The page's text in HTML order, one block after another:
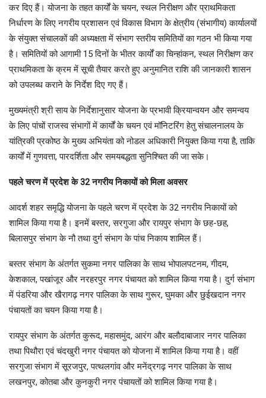
कर दिए हैं। योजना के तहत कार्यों के चयन, स्थल निरीक्षण और प्राथमिकता
निर्धारण के लिए नगरीय प्रशासन एवं विकास विभाग के क्षेत्रीय (संभागीय) कार्यालयों
के संयुक्त संचालकों की अध्यक्षता में संभाग स्तरीय समितियों का गठन भी किया गया
है। समितियों को आगामी 15 दिनों के भीतर कार्यों का चिन्हांकन, स्थल निरीक्षण कर
प्राथमिकता के क्रम में सूची तैयार करते हुए अनुमानित राशि की जानकारी शासन
को उपलब्ध कराने के निर्देश दिए गए हैं।
मुख्यमंत्री श्री साय के निर्देशानुसार योजना के प्रभावी क्रियान्वयन और समन्वय
के लिए पांचों राजस्व संभागों में कार्यों के चयन एवं मॉनिटरिंग हेतु संचालनालय के
यांत्रिकी प्रकोष्ठ के मुख्य अभियंता को नोडल अधिकारी नियुक्त किया गया है, ताकि
कार्यों में गुणवत्ता, पारदर्शिता और समयबद्धता सुनिश्चित की जा सके।
पहले चरण में प्रदेश के 32 नगरीय निकायों को मिला अवसर
आदर्श शहर समृद्धि योजना के पहले चरण में प्रदेश के 32 नगरीय निकायों को
शामिल किया गया है। इनमें बस्तर, सरगुजा और रायपुर संभाग के छह-छह,
बिलासपुर संभाग के नौ तथा दुर्ग संभाग के पांच निकाय शामिल हैं।
बस्तर संभाग के अंतर्गत सुकमा नगर पालिका के साथ भोपालपटनम, गीदम,
केशकाल, पखांजूर और नरहरपुर नगर पंचायत को शामिल किया गया है। दुर्ग संभाग
में पंडरिया और खैरागढ़ नगर पालिका के साथ गुरूर, घुमका और छुईखदान नगर
पंचायतों का चयन किया गया है।
रायपुर संभाग के अंतर्गत कुरूद, महासमुंद, आरंग और बलौदाबाजार नगर पालिका
तथा पिथौरा एवं चंदखुरी नगर पंचायत को योजना में शामिल किया गया है। वहीं
सरगुजा संभाग में सूरजपुर, पत्थलगांव और मनेंद्रगढ़ नगर पालिका के साथ
लखनपुर, कोतबा और कुनकुरी नगर पंचायतों को शामिल किया गया है।